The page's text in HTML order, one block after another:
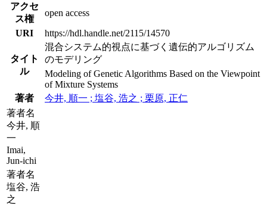
アクセ
ス権
open access
URI
https://hdl.handle.net/2115/14570
タイト
ル
混合システム的視点に基づく遺伝的アルゴリズム
のモデリング
Modeling of Genetic Algorithms Based on the Viewpoint
of Mixture Systems
著者
今井, 順一 ; 塩谷, 浩之 ; 栗原, 正仁
著者名
今井, 順
一
Imai,
Jun-ichi
著者名
塩谷, 浩
之